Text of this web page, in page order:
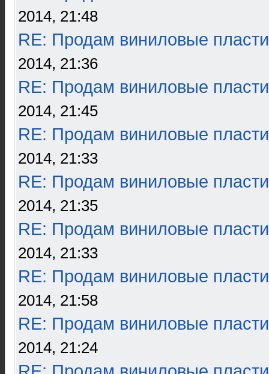
2014, 21:48
RE: Продам виниловые
2014, 21:36
RE: Продам виниловые
2014, 21:45
RE: Продам виниловые
2014, 21:33
RE: Продам виниловые
2014, 21:35
RE: Продам виниловые
2014, 21:33
RE: Продам виниловые
2014, 21:58
RE: Продам виниловые
2014, 21:24